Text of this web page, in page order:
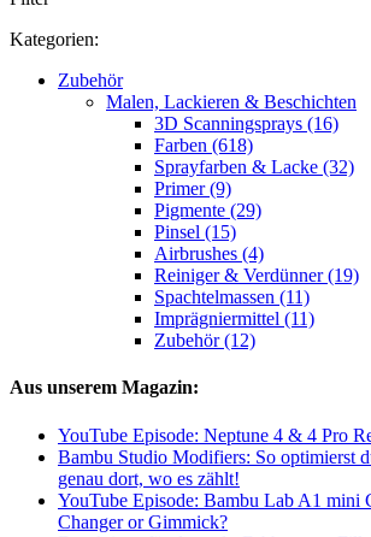
Kategorien:
Zubehör
Malen, Lackieren & Beschichten
3D Scanningsprays (16)
Farben (618)
Sprayfarben & Lacke (32)
Primer (9)
Pigmente (29)
Pinsel (15)
Airbrushes (4)
Reiniger & Verdünner (19)
Spachtelmassen (11)
Imprägniermittel (11)
Zubehör (12)
Aus unserem Magazin:
YouTube Episode: Neptune 4 & 4 Pro
Bambu Studio Modifiers: So optimierst
genau dort, wo es zählt!
YouTube Episode: Bambu Lab A1 mini
Changer or Gimmick?